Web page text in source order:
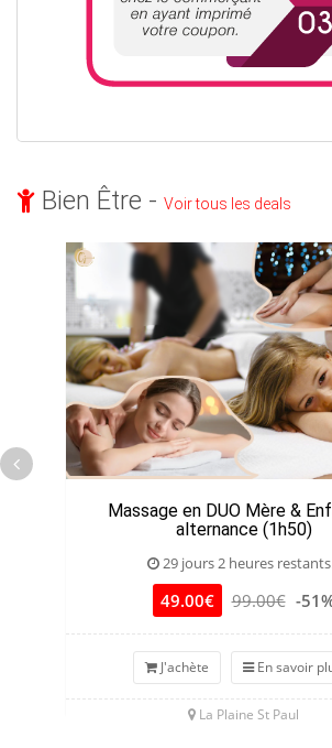
Bien Être - Voir tous les deals
Massage en DUO Mère &
alternance (1h50)
29 jours 2 heures
49.00€ 99.00€ -
J'achète En savoir
La Plaine St Paul